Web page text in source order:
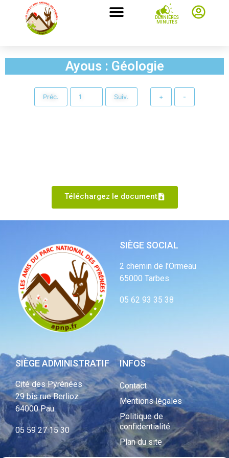
DERNIÈRES
MINUTES
Ayous : Géologie
Préc. Suiv. + -
Téléchargez le document
SIÈGE SOCIAL
2 chemin de l’Ormeau
65000 Tarbes
05 62 93 35 38
SIÈGE ADMINISTRATIF
Cité des Pyrénées
29 bis rue Berlioz
64000 Pau
05 59 27 15 30
INFOS
Contact
Mentions légales
Politique de
confidentialité
Plan du site